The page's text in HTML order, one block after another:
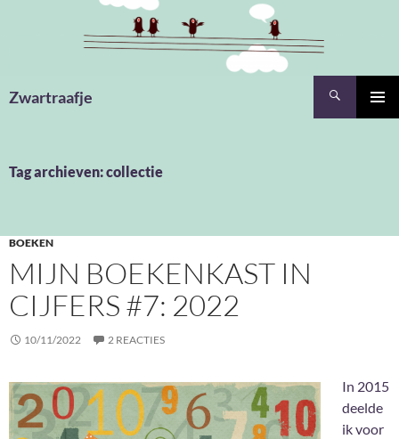
Zwartraafje
Tag archieven: collectie
BOEKEN
MIJN BOEKENKAST IN
CIJFERS #7: 2022
10/11/2022 2 REACTIES
In 2015
deelde
ik voor